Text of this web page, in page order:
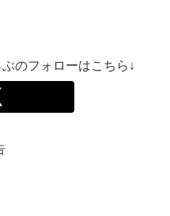
のフォローはこちら↓